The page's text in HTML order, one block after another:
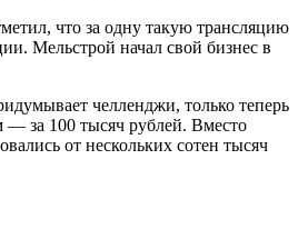
что за одну такую трансляцию
Мельстрой начал свой бизнес в
челленджи, только теперь
за 100 тысяч рублей. Вместо
от нескольких сотен тысяч